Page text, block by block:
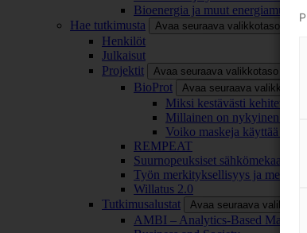
Bioenergia ja muut energiamuodot
Hae tutkimusta
Avaa seuraava valikkotaso
Henkilöt
Julkaisut
Projektit
Avaa seuraava valikkotaso
BioProt Avaa seuraava valikkotaso
Miksi kestävästi kehitetty
Millainen on nykyinen ja
Voiko maskeja käyttää
REMPEAT
Suurnopeuksiset
Työn merkityksellisyys ja
Willatus 2.0
Tutkimusalustat
Avaa seuraava
AMBI – Analytics-Based